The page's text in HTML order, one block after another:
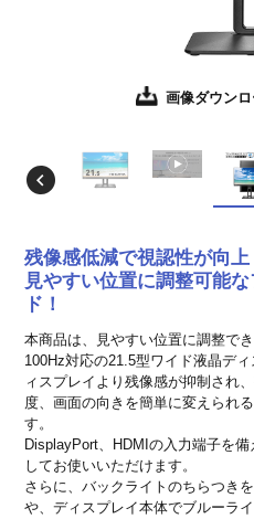
画像ダウンロ
画像ダウンロード
画像ダウンロード
画像ダウンロード
画像ダウンロード
画像ダウンロード
画像ダウンロード
画像ダウンロード
画像ダウンロード
残像感低減で視認性が向上
見やすい位置に調整可能
ド！
本商品は、見やすい位置に調整で
100Hz対応の21.5型ワイド液晶デ
ィスプレイより残像感が抑制され
度、画面の向きを簡単に変えられ
す。
DisplayPort、HDMIの入力端子を
してお使いいただけます。
さらに、バックライトのちらつき
や、ディスプレイ本体でブルーラ